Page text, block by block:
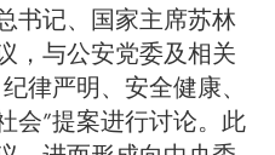
书记、国家主席苏林
，与公安党委及相关
律严明、安全健康、
会”提案进行讨论。此